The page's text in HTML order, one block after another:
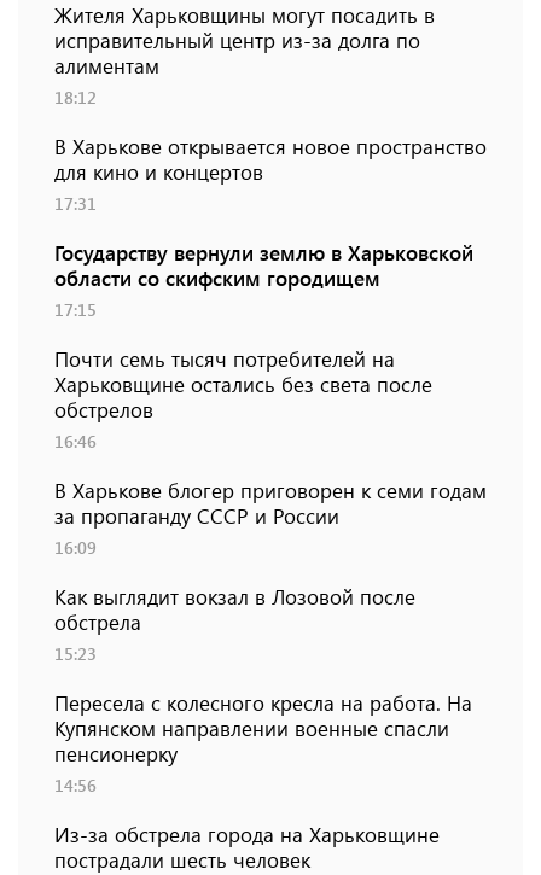
Жителя Харьковщины могут посадить в
исправительный центр из-за долга по
алиментам
18:12
В Харькове открывается новое пространство
для кино и концертов
17:31
Государству вернули землю в Харьковской
области со скифским городищем
17:15
Почти семь тысяч потребителей на
Харьковщине остались без света после
обстрелов
16:46
В Харькове блогер приговорен к семи годам
за пропаганду СССР и России
16:09
Как выглядит вокзал в Лозовой после
обстрела
15:23
Пересела с колесного кресла на работа. На
Купянском направлении военные спасли
пенсионерку
14:56
Из-за обстрела города на Харьковщине
пострадали шесть человек